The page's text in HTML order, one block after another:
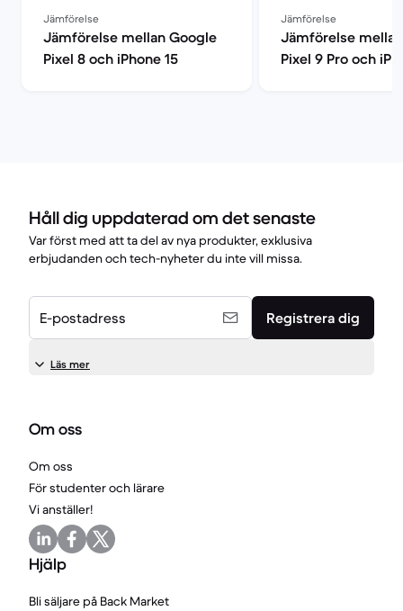
Jämförelse
Jämförelse mellan Google
Pixel 8 och iPhone 15
Jämförelse
Jämförelse
Pixel 9 Pro och
Håll dig uppdaterad om det senaste
Var först med att ta del av nya produkter, exklusiva
erbjudanden och tech-nyheter du inte vill missa.
E-postadress Registrera dig
Läs mer
Om oss
Om oss
För studenter och lärare
Vi anställer!
Hjälp
Bli säljare på Back Market